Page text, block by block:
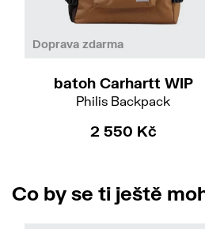
Doprava zdarma
batoh Carhartt WIP
Philis Backpack
2 550 Kč
Co by se ti ještě